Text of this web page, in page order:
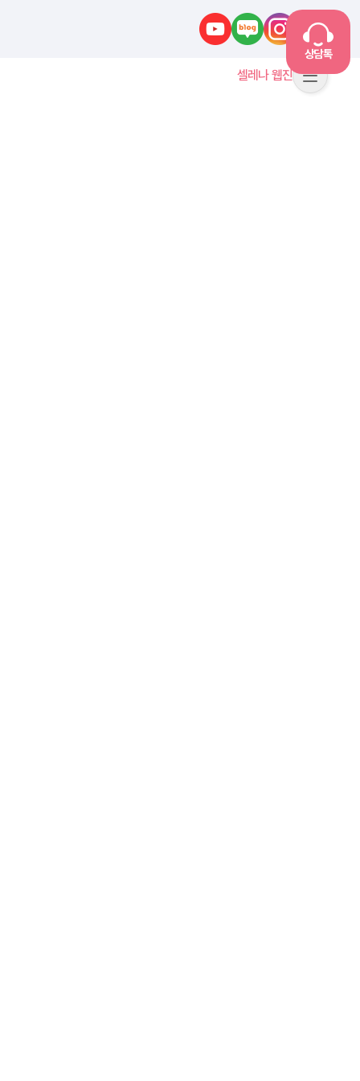
유튜브네이버블로그인스타그램카카오톡
셀레나 웹진 메뉴
상담톡